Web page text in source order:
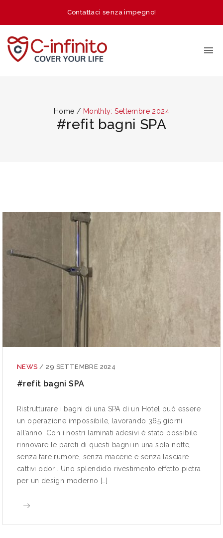
Contattaci senza impegno!
Home / Monthly: Settembre 2024
#refit bagni SPA
NEWS / 29 SETTEMBRE 2024
#refit bagni SPA
Ristrutturare i bagni di una SPA di un Hotel può essere
un operazione impossibile, lavorando 365 giorni
all’anno. Con i nostri laminati adesivi è stato possibile
rinnovare le pareti di questi bagni in una sola notte,
senza fare rumore, senza macerie e senza lasciare
cattivi odori. Uno splendido rivestimento effetto pietra
per un design moderno […]